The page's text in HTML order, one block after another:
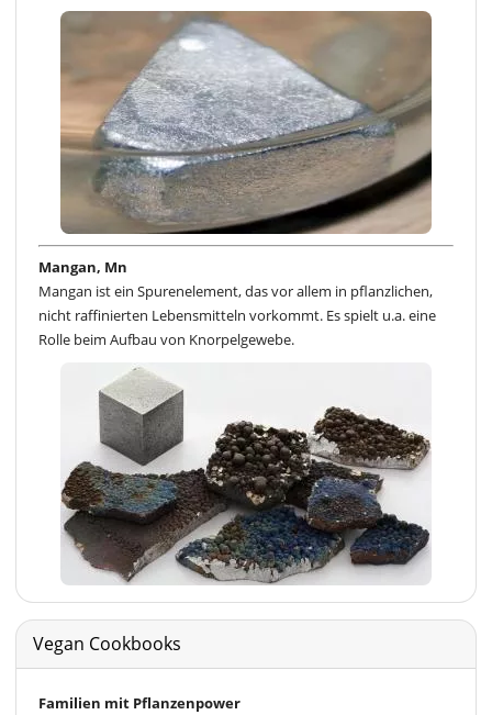
Mangan, Mn
Mangan ist ein Spurenelement, das vor allem in pflanzlichen,
nicht raffinierten Lebensmitteln vorkommt. Es spielt u.a. eine
Rolle beim Aufbau von Knorpelgewebe.
Vegan Cookbooks
Familien mit Pflanzenpower